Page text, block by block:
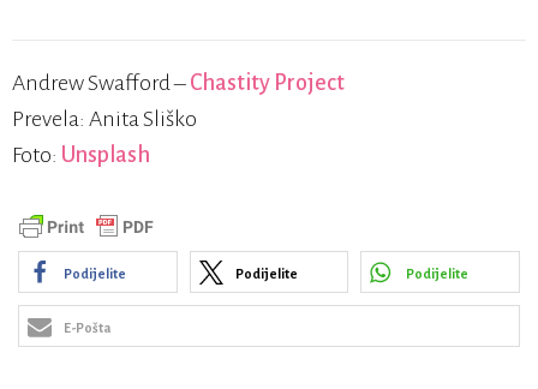
Andrew Swafford – Chastity Project
Prevela: Anita Sliško
Foto: Unsplash
Podijelite Podijelite Podijelite
E-Pošta